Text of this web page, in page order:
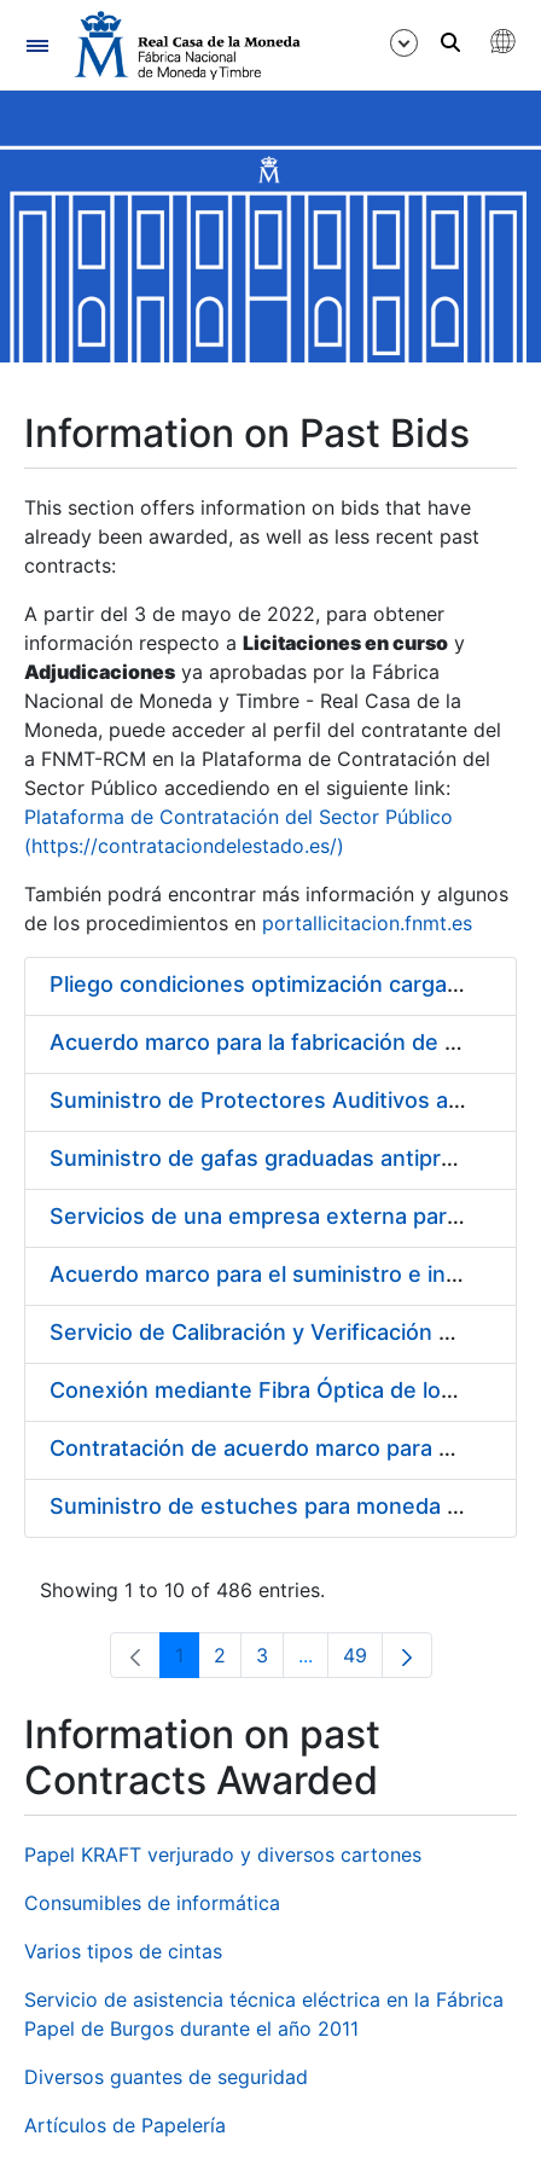
Navigation
Show/Hide
Show/Hide
Show/Hide
Show/Hide
Show/Hide
Show/Hide
Information on Past Bids
This section offers information on bids that have
already been awarded, as well as less recent past
contracts:
A partir del 3 de mayo de 2022, para obtener
información respecto a Licitaciones en curso y
Adjudicaciones ya aprobadas por la Fábrica
Nacional de Moneda y Timbre - Real Casa de la
Moneda, puede acceder al perfil del contratante del
a FNMT-RCM en la Plataforma de Contratación del
Sector Público accediendo en el siguiente link:
Plataforma de Contratación del Sector Público
(https://contrataciondelestado.es/)
También podrá encontrar más información y algunos
de los procedimientos en portallicitacion.fnmt.es
Pliego condiciones optimización cargas compras firmado
Acuerdo marco para la fabricación de piezas
Suministro de Protectores Auditivos a medida para las personas trabajadoras de los Centros de Trabajo de Madrid y Burgos
Suministro de gafas graduadas antiproyecciones para los trabajadores de la FNMT-RCM en los centros de trabajo de Madrid y Burgos
Servicios de una empresa externa para el asesoramiento y resolución de los recursos de alzada que se presentan relacionados con procesos de selección para la FNMT-RCM
Acuerdo marco para el suministro e instalación de persianas, estores y otros complementos
Servicio de Calibración y Verificación Externa de los Equipos de Medición del Servicio de Prevención de la FNMT-RCM
Conexión mediante Fibra Óptica de los Centros de Proceso de Datos (CPDs) de las sedes de la FNMT-RCM de Burgos y Madrid
Contratación de acuerdo marco para el Suministro de Material de Electricidad para la Fábrica Nacional de Moneda y Timbre-Real Casa de la Moneda en su centro de trabajo de Burgos
Suministro de estuches para moneda de 30 €
Showing 1 to 10 of 486 entries.
Page
1 Page
2 Page
3 ...Intermediate Pages Use
Page
49
Information on past
Contracts Awarded
Papel KRAFT verjurado y diversos cartones
Consumibles de informática
Varios tipos de cintas
Servicio de asistencia técnica eléctrica en la Fábrica
Papel de Burgos durante el año 2011
Diversos guantes de seguridad
Artículos de Papelería